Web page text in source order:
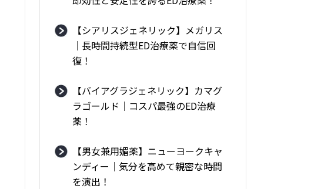
【シアリスジェネリック】メガリス
｜長時間持続型ED治療薬で自信回
復！
【バイアグラジェネリック】カマグ
ラゴールド｜コスパ最強のED治療
薬！
【男女兼用媚薬】ニューヨークキャ
ンディー｜気分を高めて親密な時間
を演出！